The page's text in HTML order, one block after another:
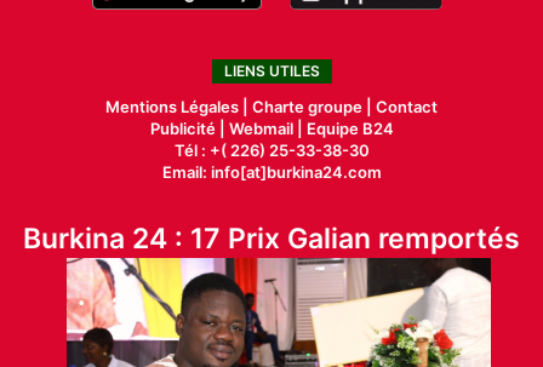
LIENS UTILES
Mentions Légales | Charte groupe | Contact
Publicité| Webmail |
Equipe B24
Tél : +( 226) 25-33-38-30
Email: info[at]burkina24.com
Burkina 24 : 17 Prix Galian remportés